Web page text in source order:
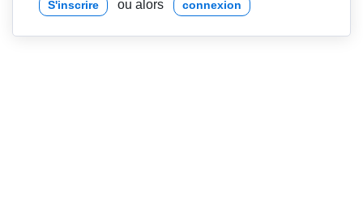
S'inscrire ou alors connexion